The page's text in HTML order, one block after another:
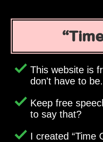
This website is
don't have to be.
Keep free
to say that?
I created Time